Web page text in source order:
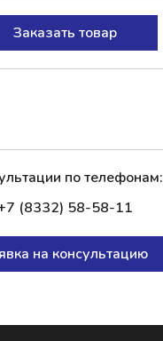
Заказать товар
по телефонам:
(8332) 58-58-11
на консультацию